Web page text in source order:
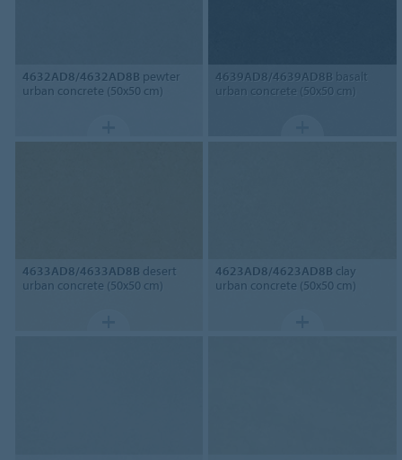
4632AD8/4632AD8B pewter
urban concrete (50x50 cm)
4639AD8/4639AD8B basalt
urban concrete (50x50 cm)
4633AD8/4633AD8B desert
urban concrete (50x50 cm)
4623AD8/4623AD8B clay
urban concrete (50x50 cm)